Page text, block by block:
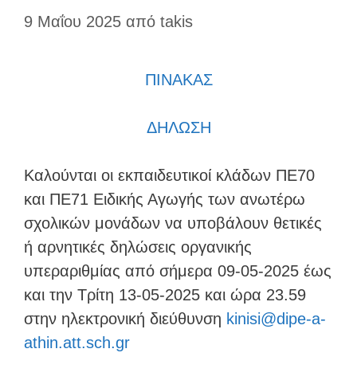
9 Μαΐου 2025 από takis
ΠΙΝΑΚΑΣ
ΔΗΛΩΣΗ
Καλούνται οι εκπαιδευτικοί κλάδων ΠΕ70
και ΠΕ71 Ειδικής Αγωγής των ανωτέρω
σχολικών μονάδων να υποβάλουν θετικές
ή αρνητικές δηλώσεις οργανικής
υπεραριθμίας από σήμερα 09-05-2025 έως
και την Τρίτη 13-05-2025 και ώρα 23.59
στην ηλεκτρονική διεύθυνση kinisi@dipe-a-
athin.att.sch.gr